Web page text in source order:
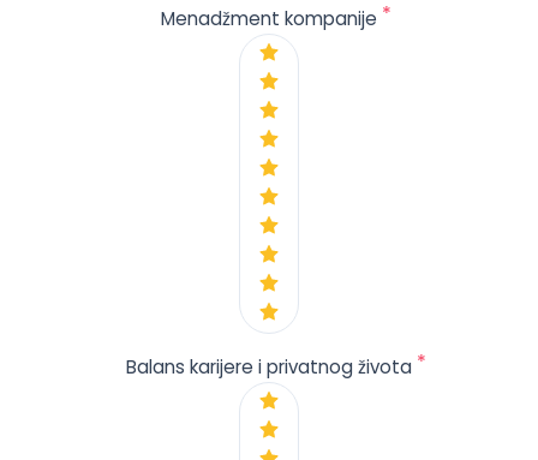
Menadžment kompanije *
Balans karijere i privatnog života *